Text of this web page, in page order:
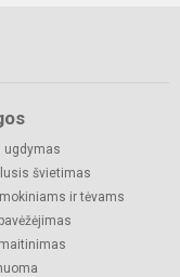
ugdymas
švietimas
ir tėvams